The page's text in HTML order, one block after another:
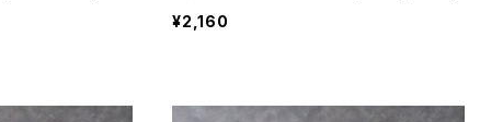
¥2,160